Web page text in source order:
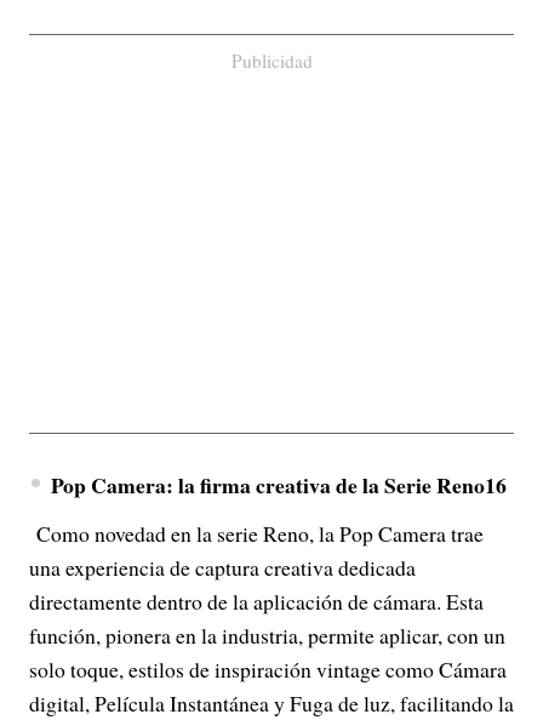
Publicidad
Pop Camera: la firma creativa de la Serie Reno16
Como novedad en la serie Reno, la Pop Camera trae
una experiencia de captura creativa dedicada
directamente dentro de la aplicación de cámara. Esta
función, pionera en la industria, permite aplicar, con un
solo toque, estilos de inspiración vintage como Cámara
digital, Película Instantánea y Fuga de luz, facilitando la